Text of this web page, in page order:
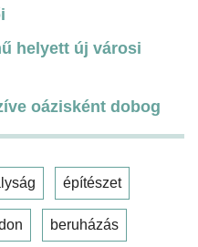
helyett új városi
oázisként dobog
építészet
beruházás